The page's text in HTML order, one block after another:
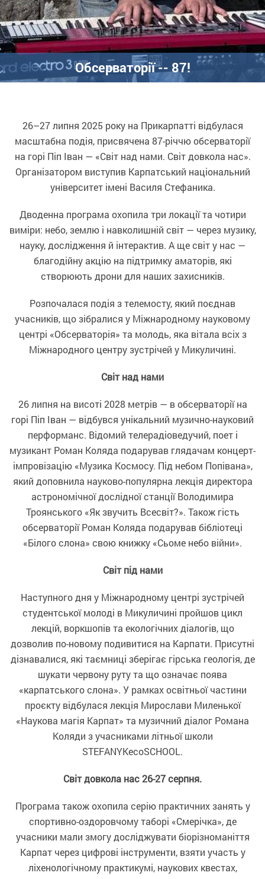
Обсерваторії -- 87!
26–27 липня 2025 року на Прикарпатті відбулася
масштабна подія, присвячена 87-річчю обсерваторії
на горі Піп Іван — «Світ над нами. Світ довкола нас».
Організатором виступив Карпатський національний
університет імені Василя Стефаника.
Дводенна програма охопила три локації та чотири
виміри: небо, землю і навколишній світ — через музику,
науку, дослідження й інтерактив. А ще світ у нас —
благодійну акцію на підтримку аматорів, які
створюють дрони для наших захисників.
Розпочалася подія з телемосту, який поєднав
учасників, що зібралися у Міжнародному науковому
центрі «Обсерваторія» та молодь, яка вітала всіх з
Міжнародного центру зустрічей у Микуличині.
Світ над нами
26 липня на висоті 2028 метрів — в обсерваторії на
горі Піп Іван — відбувся унікальний музично-науковий
перформанс. Відомий телерадіоведучий, поет і
музикант Роман Коляда подарував глядачам концерт-
імпровізацію «Музика Космосу. Під небом Попівана»,
який доповнила науково-популярна лекція директора
астрономічної дослідної станції Володимира
Троянського «Як звучить Всесвіт?». Також гість
обсерваторії Роман Коляда подарував бібліотеці
«Білого слона» свою книжку «Сьоме небо війни».
Світ під нами
Наступного дня у Міжнародному центрі зустрічей
студентської молоді в Микуличині пройшов цикл
лекцій, воркшопів та екологічних діалогів, що
дозволив по-новому подивитися на Карпати. Присутні
дізнавалися, які таємниці зберігає гірська геологія, де
шукати червону руту та що означає поява
«карпатського слона». У рамках освітньої частини
проєкту відбулася лекція Мирослави Миленької
«Наукова магія Карпат» та музичний діалог Романа
Коляди з учасниками літньої школи
STEFANYKecoSCHOOL.
Світ довкола нас 26-27 серпня.
Програма також охопила серію практичних занять у
спортивно-оздоровчому таборі «Смерічка», де
учасники мали змогу досліджувати біорізноманіття
Карпат через цифрові інструменти, взяти участь у
ліхенологічному практикумі, наукових квестах,